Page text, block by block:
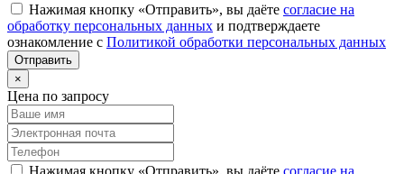
Нажимая кнопку «Отправить», вы даёте согласие на
обработку персональных данных и подтверждаете
ознакомление с Политикой обработки персональных данных
×
Цена по запросу
Нажимая кнопку «Отправить», вы даёте согласие на